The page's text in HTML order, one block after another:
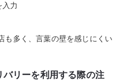
力
も多く、言葉の壁を感じにくい
バリーを利用する際の注